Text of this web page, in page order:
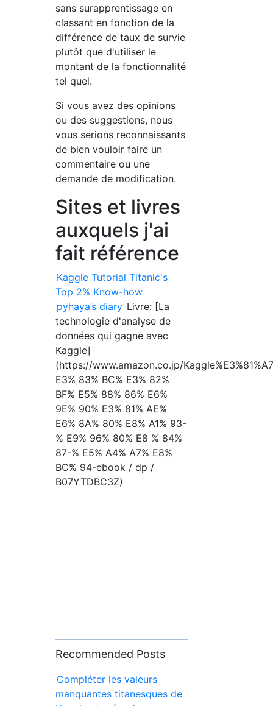
sans surapprentissage en
classant en fonction de la
différence de taux de survie
plutôt que d'utiliser le
montant de la fonctionnalité
tel quel.
Si vous avez des opinions
ou des suggestions, nous
vous serions reconnaissants
de bien vouloir faire un
commentaire ou une
demande de modification.
Sites et livres
auxquels j'ai
fait référence
Kaggle Tutorial Titanic's
Top 2% Know-how
pyhaya’s diary Livre: [La
technologie d'analyse de
données qui gagne avec
Kaggle]
(https://www.amazon.co.jp/
E3% 83% BC% E3% 82%
BF% E5% 88% 86% E6%
9E% 90% E3% 81% AE%
E6% 8A% 80% E8% A1% 93-
% E9% 96% 80% E8 % 84%
87-% E5% A4% A7% E8%
BC% 94-ebook / dp /
B07YTDBC3Z)
Recommended Posts
Compléter les valeurs
manquantes titanesques de